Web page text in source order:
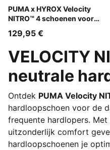
PUMA x HYROX Velocity
NITRO™ 4 schoenen voor
Lucite-Pure Pink-Deep Plum
129,95 €
VELOCITY
neutrale
Ontdek PUMA Velocity
hardloopschoen voor de
frequente hardlopers.
uitzonderlijk comfort
hardloopschoenen je